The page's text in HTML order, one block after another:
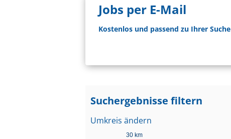
Jobs per E-Mail
Kostenlos und passend zu Ihrer Suche
Suchergebnisse filtern
Umkreis ändern
30 km